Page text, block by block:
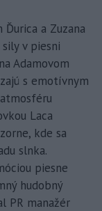
Ďurica a Zuzana
v piesni
Adamovom
s emotívnym
Laca
kde sa
slnka.
piesne
hudobný
PR manažér